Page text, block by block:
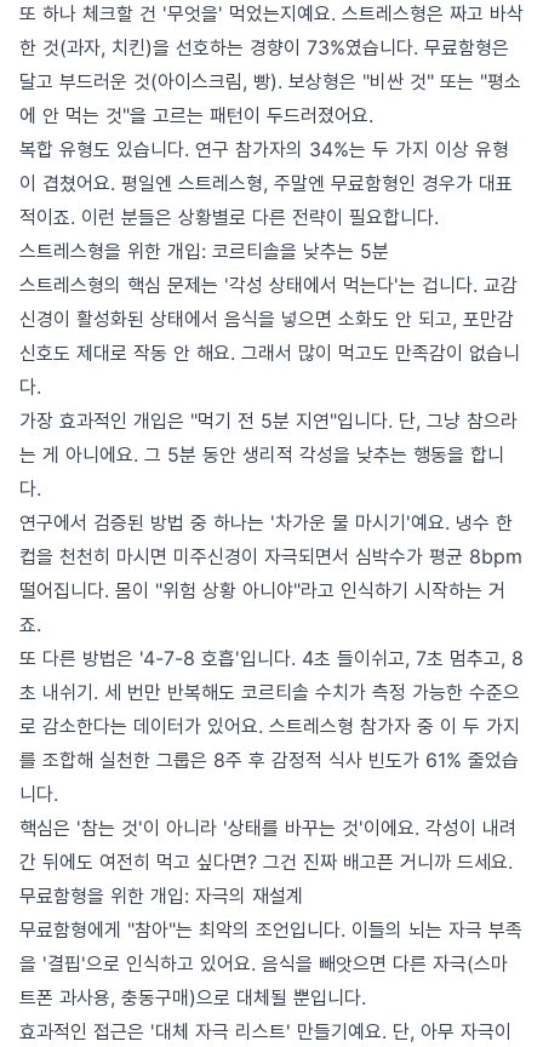
또 하나 체크할 건 '무엇을' 먹었는지예요. 스트레스형은 짜고 바삭
한 것(과자, 치킨)을 선호하는 경향이 73%였습니다. 무료함형은
달고 부드러운 것(아이스크림, 빵). 보상형은 "비싼 것" 또는 "평소
에 안 먹는 것"을 고르는 패턴이 두드러졌어요.
복합 유형도 있습니다. 연구 참가자의 34%는 두 가지 이상 유형
이 겹쳤어요. 평일엔 스트레스형, 주말엔 무료함형인 경우가 대표
적이죠. 이런 분들은 상황별로 다른 전략이 필요합니다.
스트레스형을 위한 개입: 코르티솔을 낮추는 5분
스트레스형의 핵심 문제는 '각성 상태에서 먹는다'는 겁니다. 교감
신경이 활성화된 상태에서 음식을 넣으면 소화도 안 되고, 포만감
신호도 제대로 작동 안 해요. 그래서 많이 먹고도 만족감이 없습니
다.
가장 효과적인 개입은 "먹기 전 5분 지연"입니다. 단, 그냥 참으라
는 게 아니에요. 그 5분 동안 생리적 각성을 낮추는 행동을 합니
다.
연구에서 검증된 방법 중 하나는 '차가운 물 마시기'예요. 냉수 한
컵을 천천히 마시면 미주신경이 자극되면서 심박수가 평균 8bpm
떨어집니다. 몸이 "위험 상황 아니야"라고 인식하기 시작하는 거
죠.
또 다른 방법은 '4-7-8 호흡'입니다. 4초 들이쉬고, 7초 멈추고, 8
초 내쉬기. 세 번만 반복해도 코르티솔 수치가 측정 가능한 수준으
로 감소한다는 데이터가 있어요. 스트레스형 참가자 중 이 두 가지
를 조합해 실천한 그룹은 8주 후 감정적 식사 빈도가 61% 줄었습
니다.
핵심은 '참는 것'이 아니라 '상태를 바꾸는 것'이에요. 각성이 내려
간 뒤에도 여전히 먹고 싶다면? 그건 진짜 배고픈 거니까 드세요.
무료함형을 위한 개입: 자극의 재설계
무료함형에게 "참아"는 최악의 조언입니다. 이들의 뇌는 자극 부족
을 '결핍'으로 인식하고 있어요. 음식을 빼앗으면 다른 자극(스마
트폰 과사용, 충동구매)으로 대체될 뿐입니다.
효과적인 접근은 '대체 자극 리스트' 만들기예요. 단, 아무 자극이